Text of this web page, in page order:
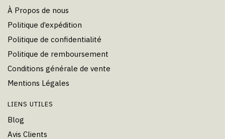
À Propos de nous
Politique d’expédition
Politique de confidentialité
Politique de remboursement
Conditions générale de vente
Mentions Légales
LIENS UTILES
Blog
Avis Clients